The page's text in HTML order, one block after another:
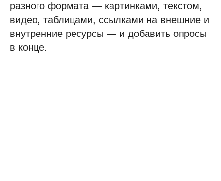
разного формата — картинками, текстом,
видео, таблицами, ссылками на внешние и
внутренние ресурсы — и добавить опросы
в конце.